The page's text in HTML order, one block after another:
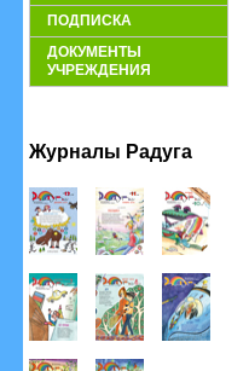
ПОДПИСКА
ДОКУМЕНТЫ
УЧРЕЖДЕНИЯ
Журналы Радуга